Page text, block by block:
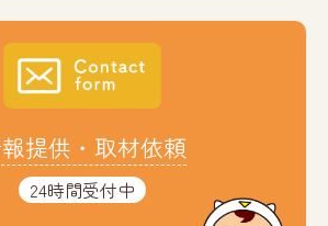
提供・取材依頼
24時間受付中